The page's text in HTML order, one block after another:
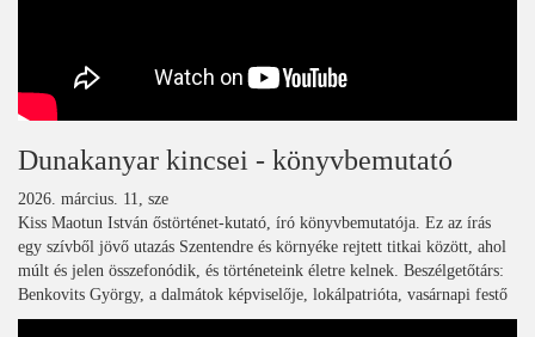
Dunakanyar kincsei - könyvbemutató
2026. március. 11, sze
Kiss Maotun István őstörténet-kutató, író könyvbemutatója. Ez az írás
egy szívből jövő utazás Szentendre és környéke rejtett titkai között, ahol
múlt és jelen összefonódik, és történeteink életre kelnek. Beszélgetőtárs:
Benkovits György, a dalmátok képviselője, lokálpatrióta, vasárnapi festő